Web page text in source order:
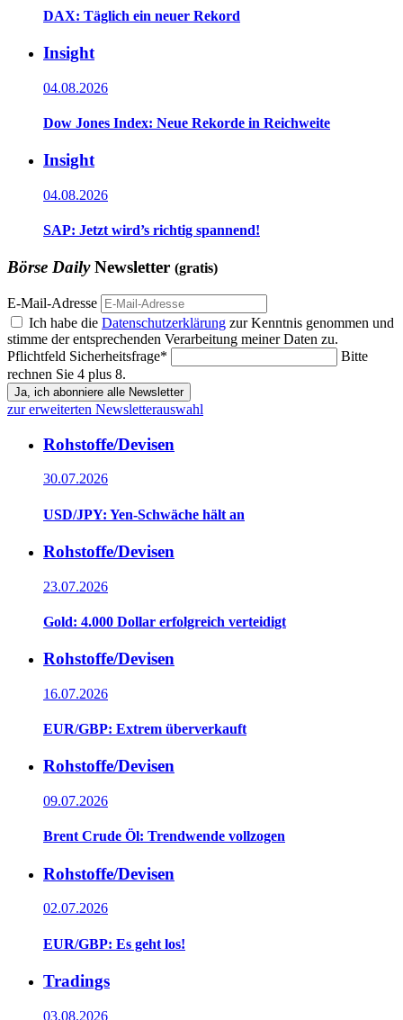
DAX: Täglich ein neuer Rekord
Insight
04.08.2026
Dow Jones Index: Neue Rekorde in Reichweite
Insight
04.08.2026
SAP: Jetzt wird’s richtig spannend!
Börse DailyNewsletter (gratis)
E-Mail-Adresse
Ich habe die Datenschutzerklärung zur Kenntnis genommen und
stimme der entsprechenden Verarbeitung meiner Daten zu.
Pflichtfeld Sicherheitsfrage*
Bitte
rechnen Sie 4 plus 8.
Ja, ich abonniere alle Newsletter
zur erweiterten Newsletterauswahl
Rohstoffe/Devisen
30.07.2026
USD/JPY: Yen-Schwäche hält an
Rohstoffe/Devisen
23.07.2026
Gold: 4.000 Dollar erfolgreich verteidigt
Rohstoffe/Devisen
16.07.2026
EUR/GBP: Extrem überverkauft
Rohstoffe/Devisen
09.07.2026
Brent Crude Öl: Trendwende vollzogen
Rohstoffe/Devisen
02.07.2026
EUR/GBP: Es geht los!
Tradings
03.08.2026